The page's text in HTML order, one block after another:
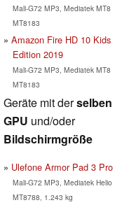
Mali-G72 MP3, Mediatek MT8
MT8183
Amazon Fire HD 10 Kids
Edition 2019
Mali-G72 MP3, Mediatek MT8
MT8183
Geräte mit derselben
GPU und/oder
Bildschirmgröße
Ulefone Armor Pad 3 Pro
Mali-G72 MP3, Mediatek Helio
MT8788, 1.243 kg